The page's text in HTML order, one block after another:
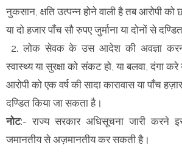
नुकसान, क्षति उत्पन्न होने वाली है तब आरोपी को
या दो हजार पाँच सौ रुपए जुर्माना या दोनों से
2. लोक सेवक के उस आदेश की अवज्ञा
स्वास्थ्य या सुरक्षा को संकट हो, या बलवा, दंगा करे
आरोपी को एक वर्ष की सादा कारावास या पाँच
दण्डित किया जा सकता है।
नोट:- राज्य सरकार अधिसूचना जारी करने
जमानतीय से अज़मानतीय कर सकती है।